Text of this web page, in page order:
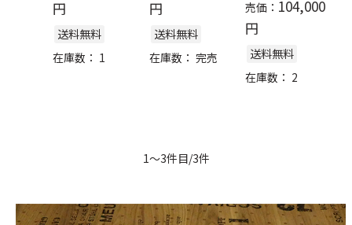
円
送料無料
在庫数： 1
円
送料無料
在庫数： 完売
売価： 104,000
円
送料無料
在庫数： 2
1～3件目/3件